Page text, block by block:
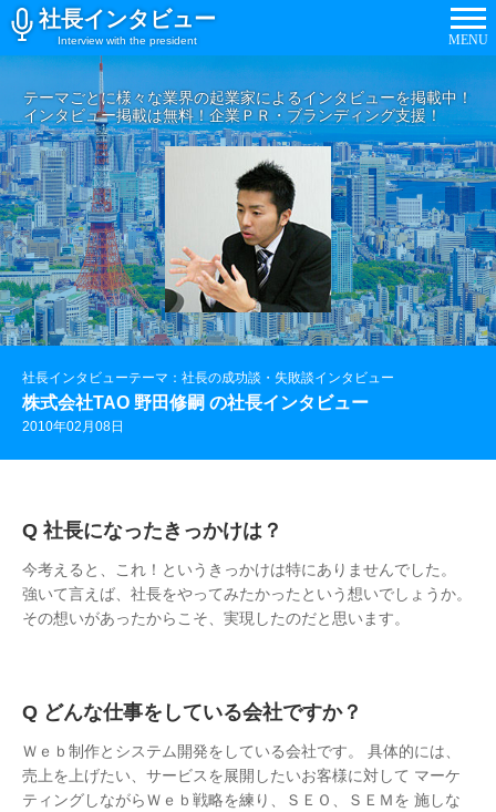
社長インタビュー
Interview with the president MENU
テーマごとに様々な業界の起業家によるインタビューを掲載中！
インタビュー掲載は無料！企業ＰＲ・ブランディング支援！
社長インタビューテーマ：社長の成功談・失敗談インタビュー
株式会社TAO 野田修嗣 の社長インタビュー
2010年02月08日
社長になったきっかけは？
今考えると、これ！というきっかけは特にありませんでした。
強いて言えば、社長をやってみたかったという想いでしょうか。
その想いがあったからこそ、実現したのだと思います。
どんな仕事をしている会社ですか？
Ｗｅｂ制作とシステム開発をしている会社です。 具体的には、
売上を上げたい、サービスを展開したいお客様に対して マーケ
ティングしながらＷｅｂ戦略を練り、ＳＥＯ、ＳＥＭを 施しな